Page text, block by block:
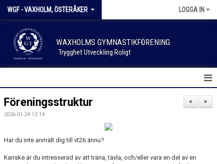
WGF - VAXHOLM, ÖSTERÅKER LOGGA IN
WAXHOLMS GYMNASTIKFÖRENING
Trygghet Utveckling Roligt
HEM
NYHETER
KALENDER
FÖRENINGSKLÄDER
>
<
Föreningsstruktur
2026-01-24 12:14
Har du inte anmält dig till vt26 ännu?
Kanske är du intresserad av att träna, tävla, och/eller vara en del av en